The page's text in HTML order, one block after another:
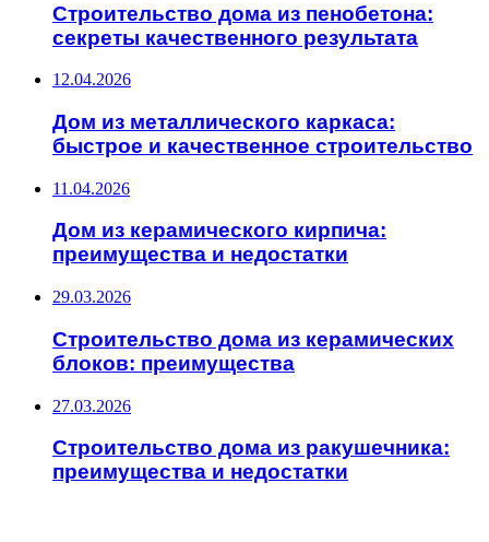
Строительство дома из пенобетона:
секреты качественного результата
12.04.2026
Дом из металлического каркаса:
быстрое и качественное строительство
11.04.2026
Дом из керамического кирпича:
преимущества и недостатки
29.03.2026
Строительство дома из керамических
блоков: преимущества
27.03.2026
Строительство дома из ракушечника:
преимущества и недостатки